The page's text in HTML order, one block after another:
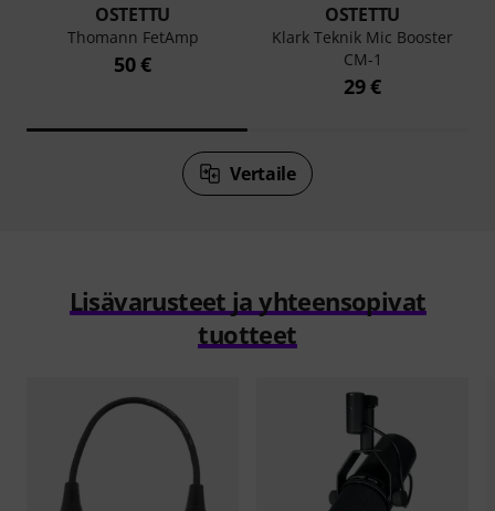
OSTETTU
Thomann FetAmp
50 €
OSTETTU
Klark Teknik Mic Booster
CM-1
29 €
Vertaile
Lisävarusteet ja yhteensopivat
tuotteet